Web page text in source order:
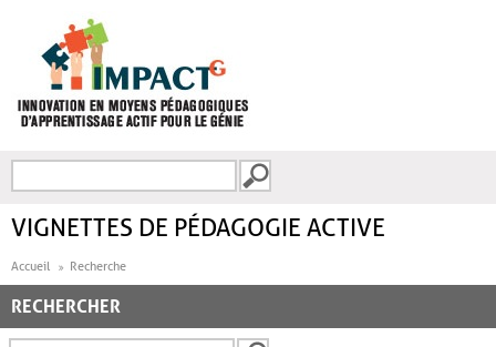
FORMULAIRE DE
VIGNETTES DE PÉDAGOGIE ACTIVE
Accueil Recherche
RECHERCHER